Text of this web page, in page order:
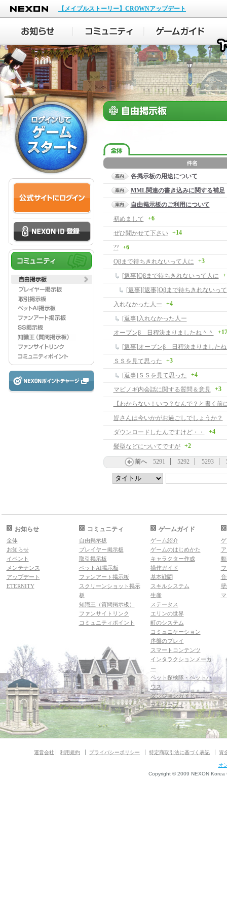
NEXON
【メイプルストーリー】CROWNアップデート
各掲示板の用途について
MML関連の書き込みに関する補足
自由掲示板のご利用について
初めまして
+6
ぜひ聞かせて下さい +14
??
+6
Oβまで待ちきれないって人に
+3
[返事]Oβまで待ちきれないって人に
[返事][返事]Oβまで待ちきれないっ
入れなかった人ー
+4
[返事]入れなかった人ー
オープンβ 日程決まりましたね＾＾
+17
[返事]オープンβ 日程決まりました
ＳＳを見て思った
+3
[返事]ＳＳを見て思った +4
マビノギ内会話に関する質問＆意見 +3
皆さんは今いかがお過ごしでしょうか？
ダウンロードしたんですけど・・
+4
髪型などについてですが +2
前へ 5291 5292 5293
お知らせ
全体
お知らせ
イベント
メンテナンス
アップデート
ETERNITY
コミュニティ
自由掲示板
プレイヤー掲示板
取引掲示板
ペットAI掲示板
ファンアート掲示板
スクリーンショット掲示
板
知識王（質問掲示板）
ファンサイトリンク
コミュニティポイント
ゲームガイド
ゲーム紹介
ゲームのはじめかた
キャラクター作成
操作ガイド
基本戦闘
スキルシステム
生産
ステータス
エリンの世界
町のシステム
コミュニケーション
序盤のプレイ
スマートコンテンツ
インタラクションメーカ
ー
ペット探検隊・ペットハ
ウス
ダンジョンガイド
マギグラフィ
運営会社 利用規約 プライバシーポリシー 特定商取引法に基づく表記 資
オ
Copyright © 2009 NEXON Korea